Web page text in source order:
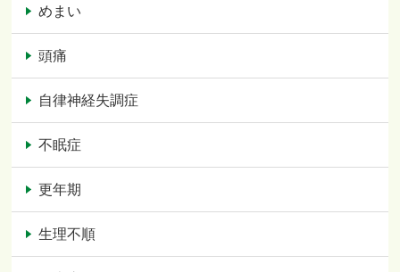
めまい
頭痛
自律神経失調症
不眠症
更年期
生理不順